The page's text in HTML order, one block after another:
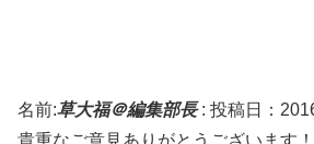
名前:草大福＠編集部長: 投稿日：
貴重なご意見ありがとうございます！